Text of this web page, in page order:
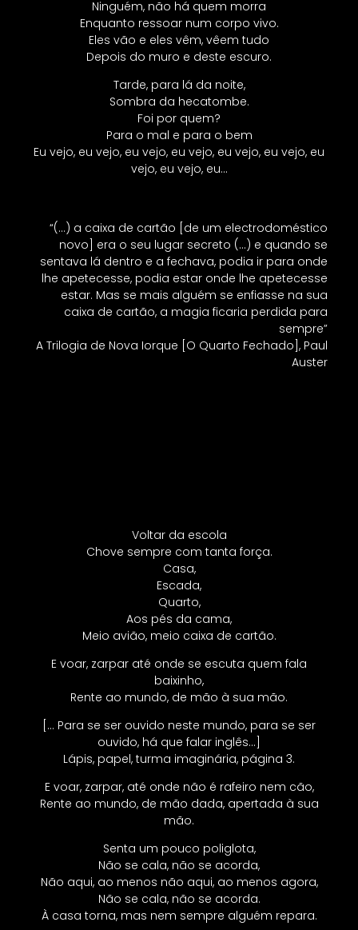
Ninguém, não há quem morra
Enquanto ressoar num corpo vivo.
Eles vão e eles vêm, vêem tudo
Depois do muro e deste escuro.
Tarde, para lá da noite,
Sombra da hecatombe.
Foi por quem?
Para o mal e para o bem
Eu vejo, eu vejo, eu vejo, eu vejo, eu vejo, eu vejo, eu
vejo, eu vejo, eu…
“(…) a caixa de cartão [de um electrodoméstico
novo] era o seu lugar secreto (…) e quando se
sentava lá dentro e a fechava, podia ir para onde
lhe apetecesse, podia estar onde lhe apetecesse
estar. Mas se mais alguém se enfiasse na sua
caixa de cartão, a magia ficaria perdida para
sempre”
A Trilogia de Nova Iorque [O Quarto Fechado], Paul
Auster
Voltar da escola
Chove sempre com tanta força.
Casa,
Escada,
Quarto,
Aos pés da cama,
Meio avião, meio caixa de cartão.
E voar, zarpar até onde se escuta quem fala
baixinho,
Rente ao mundo, de mão à sua mão.
[… Para se ser ouvido neste mundo, para se ser
ouvido, há que falar inglês…]
Lápis, papel, turma imaginária, página 3.
E voar, zarpar, até onde não é rafeiro nem cão,
Rente ao mundo, de mão dada, apertada à sua
mão.
Senta um pouco poliglota,
Não se cala, não se acorda,
Não aqui, ao menos não aqui, ao menos agora,
Não se cala, não se acorda.
À casa torna, mas nem sempre alguém repara.